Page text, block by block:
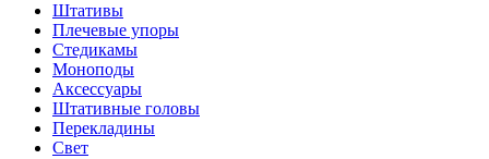
Штативы
Плечевые упоры
Стедикамы
Моноподы
Аксессуары
Штативные головы
Перекладины
Свет